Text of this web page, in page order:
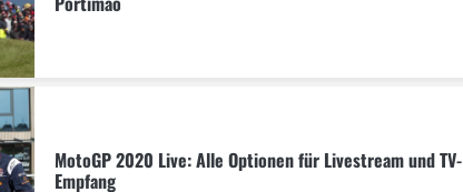
MotoGP 2020 Live: Alle Optionen für Livestream und TV-
Empfang